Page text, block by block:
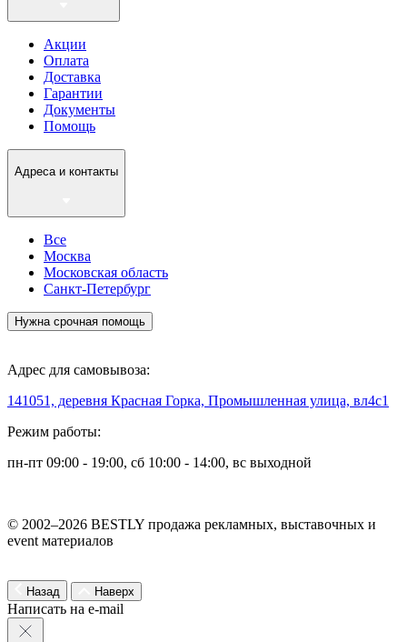
Акции
Оплата
Доставка
Гарантии
Документы
Помощь
Адреса и контакты
Все
Москва
Московская область
Санкт-Петербург
Нужна срочная помощь
Адрес для самовывоза:
141051, деревня Красная Горка, Промышленная улица, вл4с1
Режим работы:
пн-пт 09:00 - 19:00, сб 10:00 - 14:00, вс выходной
© 2002–2026 BESTLY продажа рекламных, выставочных и
event материалов
Назад Наверх
Написать на e-mail